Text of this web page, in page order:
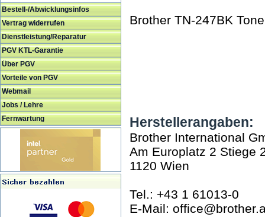
Bestell-/Abwicklungsinfos
Vertrag widerrufen
Dienstleistung/Reparatur
PGV KTL-Garantie
Über PGV
Vorteile von PGV
Webmail
Jobs / Lehre
Fernwartung
Brother TN-247BK
Herstellerangaben:
Brother International
Am Europlatz 2 Stiege
1120 Wien
Tel.: +43 1 61013-0
E-Mail: